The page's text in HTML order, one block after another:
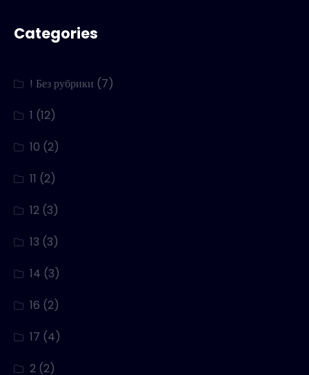
Categories
! Без рубрики (7)
1 (12)
10 (2)
11 (2)
12 (3)
13 (3)
14 (3)
16 (2)
17 (4)
2 (2)